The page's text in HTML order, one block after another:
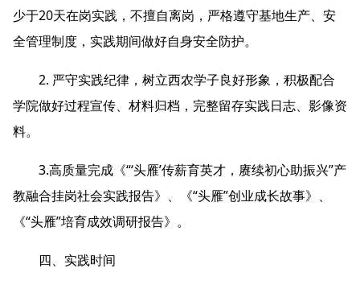
少于20天在岗实践，不擅自离岗，严格遵守基地生产、安
全管理制度，实践期间做好自身安全防护。
2. 严守实践纪律，树立西农学子良好形象，积极配合
学院做好过程宣传、材料归档，完整留存实践日志、影像资
料。
3.高质量完成《“‘头雁’传薪育英才，赓续初心助振兴”产
教融合挂岗社会实践报告》、《“头雁”创业成长故事》、
《“头雁”培育成效调研报告》。
四、实践时间